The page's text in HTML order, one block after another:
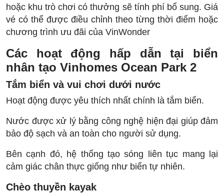
hoặc khu trò chơi có thưởng sẽ tính phí bổ sung. Giá
vé có thể được điều chỉnh theo từng thời điểm hoặc
chương trình ưu đãi của VinWonder
Các hoạt động hấp dẫn tại biển
nhân tạo Vinhomes Ocean Park 2
Tắm biển và vui chơi dưới nước
Hoạt động được yêu thích nhất chính là tắm biển.
Nước được xử lý bằng công nghệ hiện đại giúp đảm
bảo độ sạch và an toàn cho người sử dụng.
Bên cạnh đó, hệ thống tạo sóng liên tục mang lại
cảm giác chân thực giống như biển tự nhiên.
Chèo thuyền kayak